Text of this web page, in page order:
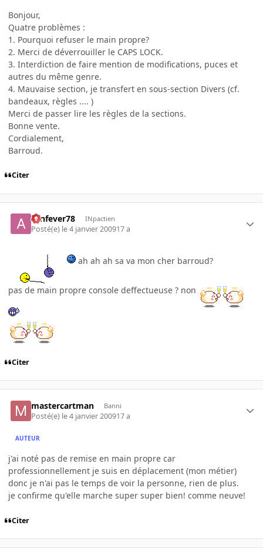
Bonjour,
Quatre problèmes :
1. Pourquoi refuser le main propre?
2. Merci de déverrouiller le CAPS LOCK.
3. Interdiction de faire mention de modifications, puces et
autres du même genre.
4. Mauvaise section, je transfert en sous-section Divers (cf.
bandeaux, règles .... )
Merci de passer lire les règles de la sections.
Bonne vente.
Cordialement,
Barroud.
Citer
aznfever78 INpactien
Posté(e) le 4 janvier 200917 a
ah ah ah sa va mon cher barroud?
pas de main propre console deffectueuse ? non
Citer
mastercartman Banni
Posté(e) le 4 janvier 200917 a
AUTEUR
j'ai noté pas de remise en main propre car
professionnellement je suis en déplacement (mon métier)
donc je n'ai pas le temps de voir la personne, rien de plus.
je confirme qu'elle marche super super bien! comme neuve!
Citer